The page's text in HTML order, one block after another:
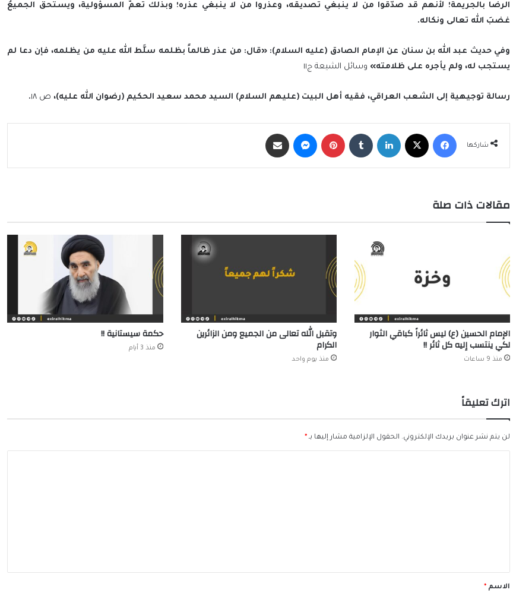
الرضا بالجريمة؛ لأنهم قد صدّقوا من لا ينبغي تصديقه، وعذروا من لا ينبغي عذره؛ وبذلك تعمُّ المسؤولية، ويستحق الجميعُ
غضبَ الله تعالى ونكاله.
وفي حديث عبد الله بن سنان عن الإمام الصادق (عليه السلام): «قال: من عذر ظالماً بظلمه سلَّط الله عليه من يظلمه، فإن دعا لم
يستجب له، ولم يأجره على ظلامته» وسائل الشيعة ج١١
رسالة توجيهية إلى الشعب العراقي، فقيه أهل البيت (عليهم السلام) السيد محمد سعيد الحكيم (رضوان الله عليه)، ص ١٨ .
شاركها
مقالات ذات صلة
الإمام الحسين (ع) ليس ثائراً كباقي الثوار
لكي ينتسب إليه كل ثائر !!
منذ 9 ساعات
وتقبل الله تعالى من الجميع ومن الزائرين
الكرام
منذ يوم واحد
حكمة سيستانية !!
منذ 3 أيام
اترك تعليقاً
لن يتم نشر عنوان بريدك الإلكتروني. الحقول الإلزامية مشار إليها بـ *
*الاسم *